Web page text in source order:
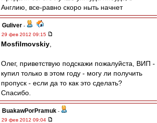
Англию, все-равно скоро ныть начнет
Guliver -
29 фев 2012 09:15
Mosfilmovskiy
Олег, приветствую подскажи пожалуйста, ВИП -
купил только в этом году - могу ли получить
пропуск - если да то как это сделать?
Спасибо.
BuakawPorPramuk -
29 фев 2012 09:04